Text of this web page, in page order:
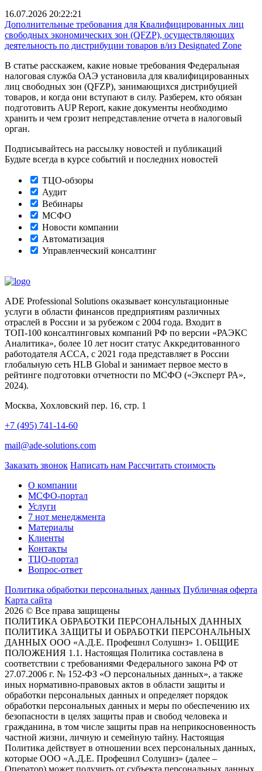
16.07.2026 20:22:21
Дополнительные требования для Квалифицированных лиц
свободных экономических зон (QFZP), осуществляющих
деятельность по дистрибуции товаров в/из Designated Zone
В статье расскажем, какие новые требования Федеральная
налоговая служба ОАЭ установила для квалифицированных
лиц свободных зон (QFZP), занимающихся дистрибуцией
товаров, и когда они вступают в силу. Разберем, кто обязан
подготовить AUP Report, какие документы необходимо
хранить и чем грозит непредставление отчета в налоговый
орган.
Подписывайтесь на рассылку новостей и публикаций
Будьте всегда в курсе событий и последних новостей
ТЦО-обзоры
Аудит
Вебинары
МСФО
Новости компании
Автоматизация
Управленческий консалтинг
ADE Professional Solutions оказывает консультационные
услуги в области финансов предприятиям различных
отраслей в России и за рубежом с 2004 года. Входит в
ТОП-100 консалтинговых компаний РФ по версии «РАЭКС
Аналитика», более 10 лет носит статус Аккредитованного
работодателя ACCA, с 2021 года представляет в России
глобальную сеть HLB Global и занимает первое место в
рейтинге подготовки отчетности по МСФО («Эксперт РА»,
2024).
Москва, Хохловский пер. 16, стр. 1
+7 (495) 741-14-60
mail@ade-solutions.com
Заказать звонок Написать нам Рассчитать стоимость
О компании
МСФО-портал
Услуги
7 нот менеджмента
Материалы
Клиенты
Контакты
ТЦО-портал
Вопрос-ответ
Политика обработки персональных данных Публичная оферта
Карта сайта
2026 © Все права защищены
ПОЛИТИКА ОБРАБОТКИ ПЕРСОНАЛЬНЫХ ДАННЫХ
ПОЛИТИКА ЗАЩИТЫ И ОБРАБОТКИ ПЕРСОНАЛЬНЫХ
ДАННЫХ ООО «А.Д.Е. Профешнл Солушнз» 1. ОБЩИЕ
ПОЛОЖЕНИЯ 1.1. Настоящая Политика составлена в
соответствии с требованиями Федерального закона РФ от
27.07.2006 г. № 152-ФЗ «О персональных данных», а также
иных нормативно-правовых актов в области защиты и
обработки персональных данных и определяет порядок
обработки персональных данных и меры по обеспечению их
безопасности в целях защиты прав и свобод человека и
гражданина, в том числе защиты прав на неприкосновенность
частной жизни, личную и семейную тайну. Настоящая
Политика действует в отношении всех персональных данных,
которые ООО «А.Д.Е. Профешнл Солушнз» (далее –